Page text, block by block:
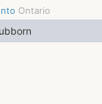
Ontario